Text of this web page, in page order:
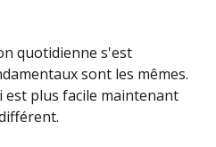
quotidienne s'est
sont les mêmes.
est plus facile maintenant